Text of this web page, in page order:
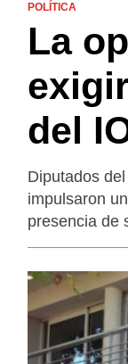
POLÍTICA
La
del
Diputados
impulsaron
presencia de